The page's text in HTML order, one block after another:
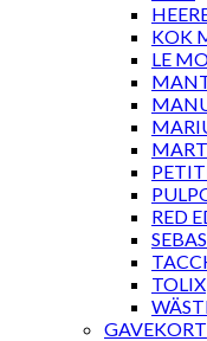
KOK
LE
RED
TOLIX
GAVEKORT